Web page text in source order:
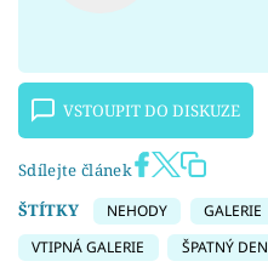
VSTOUPIT DO DISKUZE
Sdílejte článek
ŠTÍTKY
NEHODY GALERIE
VTIPNÁ GALERIE
ŠPATNÝ DEN